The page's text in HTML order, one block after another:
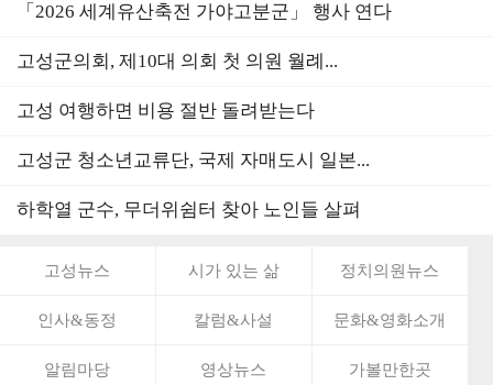
「2026 세계유산축전 가야고분군」 행사 연다
고성군의회, 제10대 의회 첫 의원 월례...
고성 여행하면 비용 절반 돌려받는다
고성군 청소년교류단, 국제 자매도시 일본...
하학열 군수, 무더위쉼터 찾아 노인들 살펴
고성뉴스 시가 있는 삶 정치의원뉴스
인사&동정 칼럼&사설 문화&영화소개
알림마당 영상뉴스 가볼만한곳